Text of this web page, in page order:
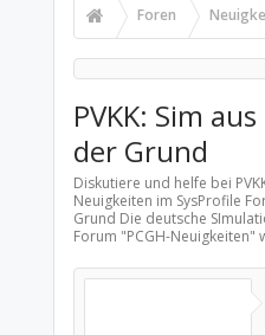
Foren
PVKK: Sim
der Grund
Diskutiere und helfe bei
Neuigkeiten im SysProfile
Grund Die deutsche
Forum "PCGH-Neuigkeiten"